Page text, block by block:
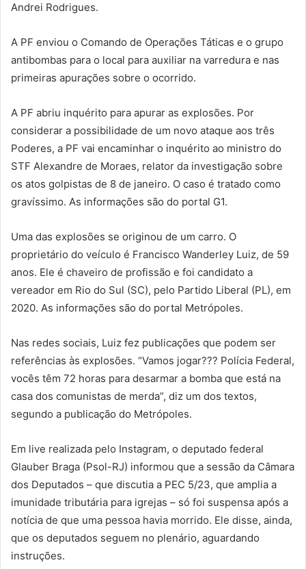
Andrei Rodrigues.
A PF enviou o Comando de Operações Táticas e o grupo
antibombas para o local para auxiliar na varredura e nas
primeiras apurações sobre o ocorrido.
A PF abriu inquérito para apurar as explosões. Por
considerar a possibilidade de um novo ataque aos três
Poderes, a PF vai encaminhar o inquérito ao ministro do
STF Alexandre de Moraes, relator da investigação sobre
os atos golpistas de 8 de janeiro. O caso é tratado como
gravíssimo. As informações são do portal G1.
Uma das explosões se originou de um carro. O
proprietário do veículo é Francisco Wanderley Luiz, de 59
anos. Ele é chaveiro de profissão e foi candidato a
vereador em Rio do Sul (SC), pelo Partido Liberal (PL), em
2020. As informações são do portal Metrópoles.
Nas redes sociais, Luiz fez publicações que podem ser
referências às explosões. “Vamos jogar??? Polícia Federal,
vocês têm 72 horas para desarmar a bomba que está na
casa dos comunistas de merda”, diz um dos textos,
segundo a publicação do Metrópoles.
Em live realizada pelo Instagram, o deputado federal
Glauber Braga (Psol-RJ) informou que a sessão da Câmara
dos Deputados – que discutia a PEC 5/23, que amplia a
imunidade tributária para igrejas – só foi suspensa após a
notícia de que uma pessoa havia morrido. Ele disse, ainda,
que os deputados seguem no plenário, aguardando
instruções.